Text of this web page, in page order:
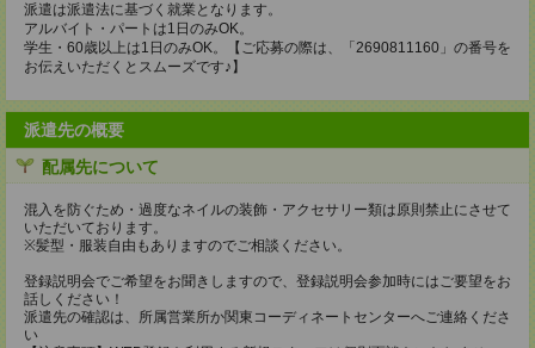
派遣は派遣法に基づく就業となります。
アルバイト・パートは1日のみOK。
学生・60歳以上は1日のみOK。【ご応募の際は、「2690811160」の番号を
お伝えいただくとスムーズです♪】
派遣先の概要
配属先について
混入を防ぐため・過度なネイルの装飾・アクセサリー類は原則禁止にさせて
いただいております。
※髪型・服装自由もありますのでご相談ください。
登録説明会でご希望をお聞きしますので、登録説明会参加時にはご要望をお
話しください！
派遣先の確認は、所属営業所か関東コーディネートセンターへご連絡くださ
い